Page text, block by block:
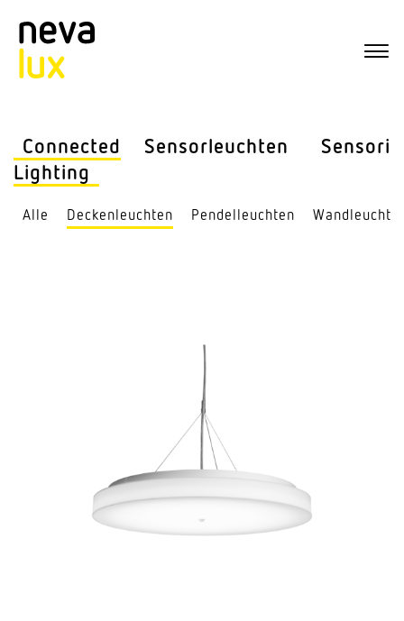
Connected
Lighting
Sensor­leuchten Sensorik
Alle Decken­leuchten Pendel­leuchten